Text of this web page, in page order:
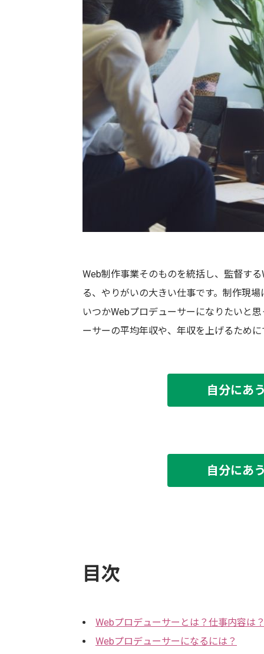
Web制作事業そのものを統括し、監督す
る、やりがいの大きい仕事です。制作現
いつかWebプロデューサーになりたいと
ーサーの平均年収や、年収を上げるため
自分にあ
自分にあ
目次
Webプロデューサーとは？仕事内容は
Webプロデューサーになるには？